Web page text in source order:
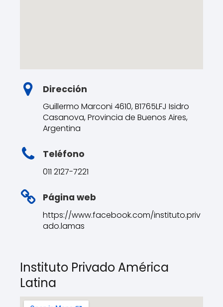
Dirección
Guillermo Marconi 4610, B1765LFJ Isidro
Casanova, Provincia de Buenos Aires,
Argentina
Teléfono
011 2127-7221
Página web
https://www.facebook.com/instituto.priv
ado.lamas
Instituto Privado América
Latina